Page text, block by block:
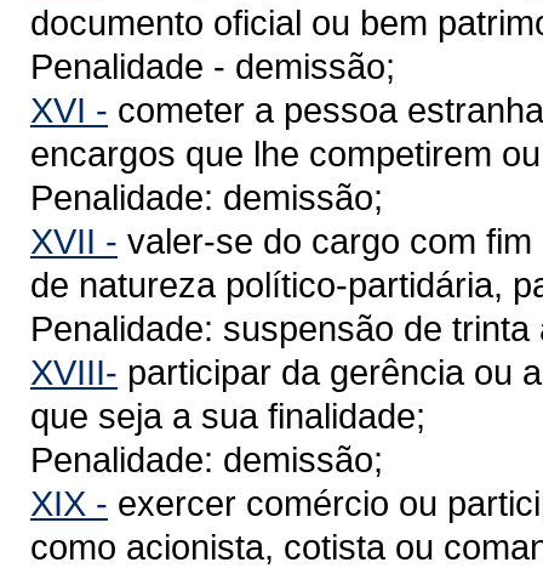
documento oficial ou bem
Penalidade - demissão;
XVI - cometer a pessoa
encargos que lhe competirem
Penalidade: demissão;
XVII - valer-se do cargo com
de natureza político-partidária,
Penalidade: suspensão de
XVIII- participar da gerência ou
que seja a sua finalidade;
Penalidade: demissão;
XIX - exercer comércio ou
como acionista, cotista ou